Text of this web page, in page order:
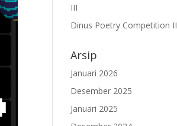
III
Dinus Poetry Competition II
Arsip
Januari 2026
Desember 2025
Januari 2025